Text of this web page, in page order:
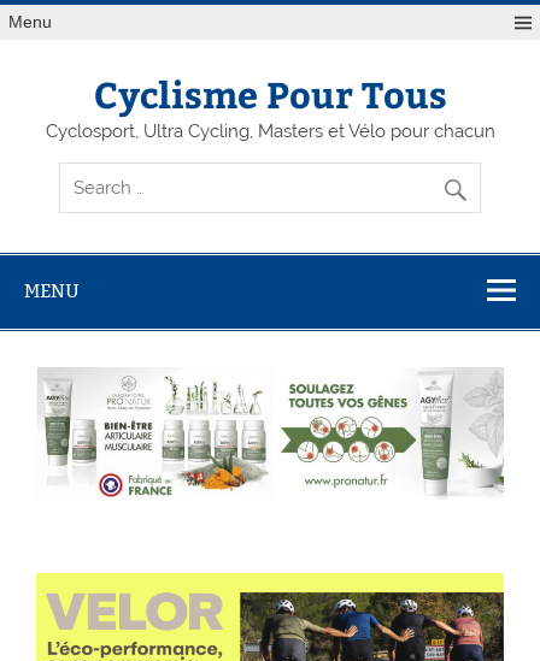
Menu
Cyclisme Pour Tous
Cyclosport, Ultra Cycling, Masters et Vélo pour chacun
MENU